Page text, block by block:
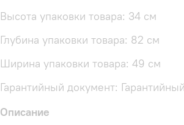
Высота упаковки товара: 34 см
Глубина упаковки товара: 82 см
Ширина упаковки товара: 49 см
Гарантийный документ:
Описание